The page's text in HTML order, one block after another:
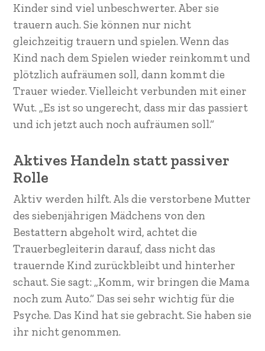
Kinder sind viel unbeschwerter. Aber sie
trauern auch. Sie können nur nicht
gleichzeitig trauern und spielen. Wenn das
Kind nach dem Spielen wieder reinkommt und
plötzlich aufräumen soll, dann kommt die
Trauer wieder. Vielleicht verbunden mit einer
Wut. „Es ist so ungerecht, dass mir das passiert
und ich jetzt auch noch aufräumen soll.“
Aktives Handeln statt passiver
Rolle
Aktiv werden hilft. Als die verstorbene Mutter
des siebenjährigen Mädchens von den
Bestattern abgeholt wird, achtet die
Trauerbegleiterin darauf, dass nicht das
trauernde Kind zurückbleibt und hinterher
schaut. Sie sagt: „Komm, wir bringen die Mama
noch zum Auto.“ Das sei sehr wichtig für die
Psyche. Das Kind hat sie gebracht. Sie haben sie
ihr nicht genommen.